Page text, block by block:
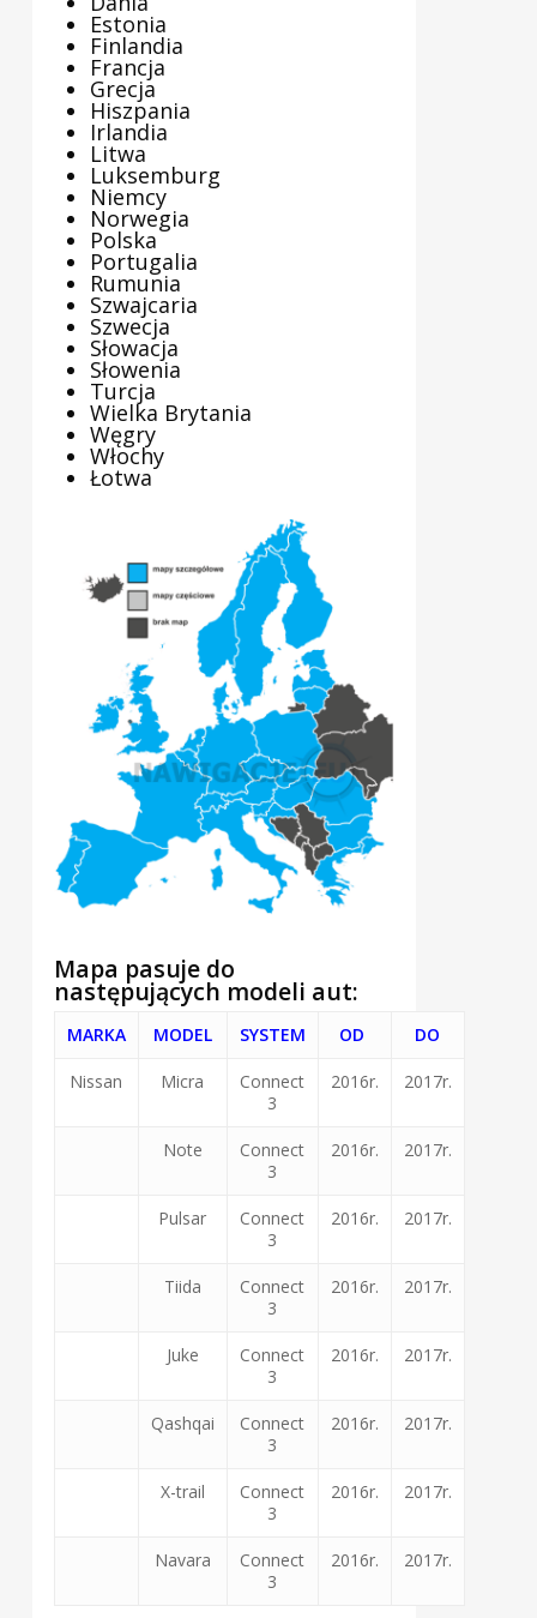
Estonia
Finlandia
Francja
Grecja
Hiszpania
Irlandia
Litwa
Luksemburg
Niemcy
Norwegia
Polska
Portugalia
Rumunia
Szwajcaria
Szwecja
Słowacja
Słowenia
Turcja
Wielka Brytania
Węgry
Włochy
Łotwa
Mapa pasuje do
następujących modeli aut:
MARKA MODEL SYSTEM OD DO
Nissan Micra
Connect
3
2016r. 2017r.
Note
Connect
3
2016r. 2017r.
Pulsar
Connect
3
2016r. 2017r.
Tiida
Connect
3
2016r. 2017r.
Juke
Connect
3
2016r. 2017r.
Qashqai
Connect
3
2016r. 2017r.
X-trail
Connect
3
2016r. 2017r.
Navara
Connect
3
2016r. 2017r.